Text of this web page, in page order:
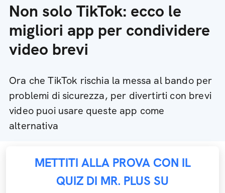
Non solo TikTok: ecco le
migliori app per condividere
video brevi
Ora che TikTok rischia la messa al bando per
problemi di sicurezza, per divertirti con brevi
video puoi usare queste app come
alternativa
METTITI ALLA PROVA CON IL
QUIZ DI MR. PLUS SU